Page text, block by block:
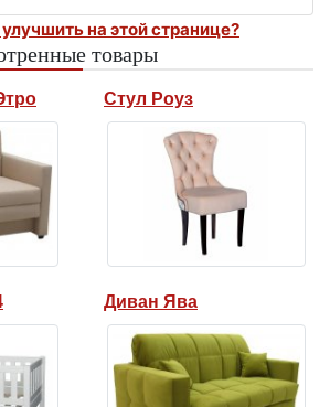
на этой странице?
товары
Стул Роуз
Диван Ява